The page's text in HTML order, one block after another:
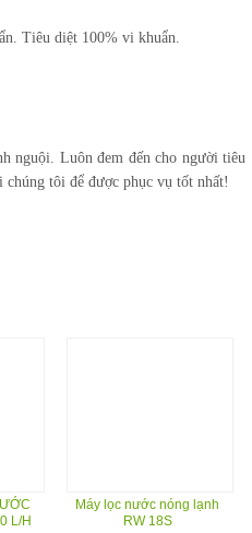
Tiêu diệt 100% vi khuẩn.
nguội. Luôn đem đến cho người tiêu
chúng tôi để được phục vụ tốt nhất!
L/H
Máy lọc nước nóng lạnh
RW 18S